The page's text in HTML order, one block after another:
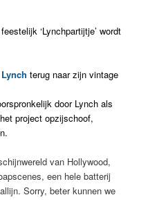
‘Lynchpartijtje’ wordt
terug naar zijn vintage
door Lynch als
project opzijschoof,
van Hollywood,
een hele batterij
Sorry, beter kunnen we